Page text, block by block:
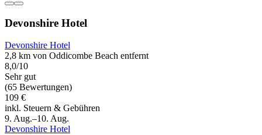
Devonshire Hotel
Devonshire Hotel
2,8 km von Oddicombe Beach entfernt
8,0/10
Sehr gut
(65 Bewertungen)
109 €
inkl. Steuern & Gebühren
9. Aug.–10. Aug.
Devonshire Hotel